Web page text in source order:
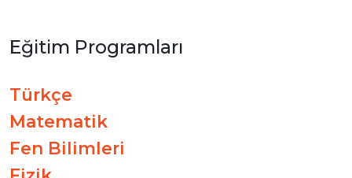
Eğitim Programları
Türkçe
Matematik
Fen Bilimleri